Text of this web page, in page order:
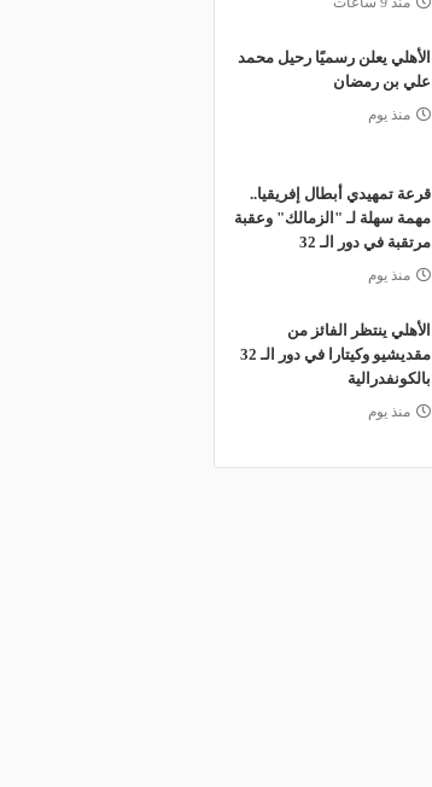
الأهلي يعلن رسميًا رحيل محمد
علي بن رمضان
منذ يوم
قرعة تمهيدي أبطال إفريقيا..
مهمة سهلة لـ "الزمالك" وعقبة
مرتقبة في دور الـ 32
منذ يوم
الأهلي ينتظر الفائز من
مقديشيو وكيتارا في دور الـ 32
بالكونفدرالية
منذ يوم